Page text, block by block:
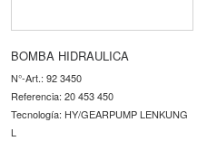
BOMBA HIDRAULICA
N°-Art.: 92 3450
Referencia: 20 453 450
Tecnología: HY/GEARPUMP LENKUNG
L